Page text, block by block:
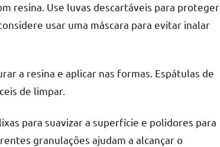
resina. Use luvas descartáveis para proteger
usar uma máscara para evitar inalar
a resina e aplicar nas formas. Espátulas de
de limpar.
para suavizar a superfície e polidores para
granulações ajudam a alcançar o